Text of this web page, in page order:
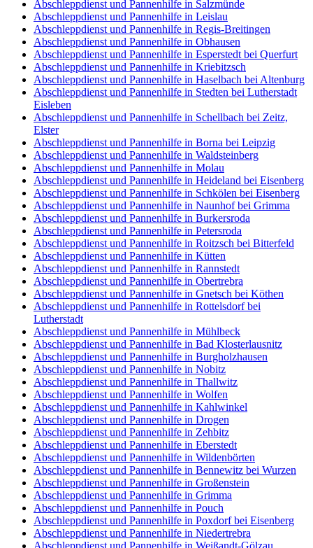
Abschleppdienst und Pannenhilfe in Salzmünde
Abschleppdienst und Pannenhilfe in Leislau
Abschleppdienst und Pannenhilfe in Regis-Breitingen
Abschleppdienst und Pannenhilfe in Obhausen
Abschleppdienst und Pannenhilfe in Esperstedt bei Querfurt
Abschleppdienst und Pannenhilfe in Kriebitzsch
Abschleppdienst und Pannenhilfe in Haselbach bei Altenburg
Abschleppdienst und Pannenhilfe in Stedten bei Lutherstadt
Eisleben
Abschleppdienst und Pannenhilfe in Schellbach bei Zeitz,
Elster
Abschleppdienst und Pannenhilfe in Borna bei Leipzig
Abschleppdienst und Pannenhilfe in Waldsteinberg
Abschleppdienst und Pannenhilfe in Molau
Abschleppdienst und Pannenhilfe in Heideland bei Eisenberg
Abschleppdienst und Pannenhilfe in Schkölen bei Eisenberg
Abschleppdienst und Pannenhilfe in Naunhof bei Grimma
Abschleppdienst und Pannenhilfe in Burkersroda
Abschleppdienst und Pannenhilfe in Petersroda
Abschleppdienst und Pannenhilfe in Roitzsch bei Bitterfeld
Abschleppdienst und Pannenhilfe in Kütten
Abschleppdienst und Pannenhilfe in Rannstedt
Abschleppdienst und Pannenhilfe in Obertrebra
Abschleppdienst und Pannenhilfe in Gnetsch bei Köthen
Abschleppdienst und Pannenhilfe in Rottelsdorf bei
Lutherstadt
Abschleppdienst und Pannenhilfe in Mühlbeck
Abschleppdienst und Pannenhilfe in Bad Klosterlausnitz
Abschleppdienst und Pannenhilfe in Burgholzhausen
Abschleppdienst und Pannenhilfe in Nobitz
Abschleppdienst und Pannenhilfe in Thallwitz
Abschleppdienst und Pannenhilfe in Wolfen
Abschleppdienst und Pannenhilfe in Kahlwinkel
Abschleppdienst und Pannenhilfe in Drogen
Abschleppdienst und Pannenhilfe in Zehbitz
Abschleppdienst und Pannenhilfe in Eberstedt
Abschleppdienst und Pannenhilfe in Wildenbörten
Abschleppdienst und Pannenhilfe in Bennewitz bei Wurzen
Abschleppdienst und Pannenhilfe in Großenstein
Abschleppdienst und Pannenhilfe in Grimma
Abschleppdienst und Pannenhilfe in Pouch
Abschleppdienst und Pannenhilfe in Poxdorf bei Eisenberg
Abschleppdienst und Pannenhilfe in Niedertrebra
Abschleppdienst und Pannenhilfe in Weißandt-Gölzau